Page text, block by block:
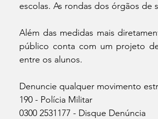
escolas. As rondas dos órgãos de
Além das medidas mais
público conta com um projeto
entre os alunos.
Denuncie qualquer movimento
190 - Polícia Militar
0300 2531177 - Disque Denúncia